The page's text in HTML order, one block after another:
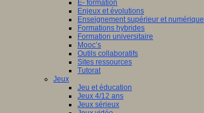
E- formation
Enjeux et évolutions
Enseignement supérieur et numérique
Formations hybrides
Formation universitaire
Mooc’s
Outils collaboratifs
Sites ressources
Tutorat
Jeux
Jeu et éducation
Jeux 4/12 ans
Jeux sérieux